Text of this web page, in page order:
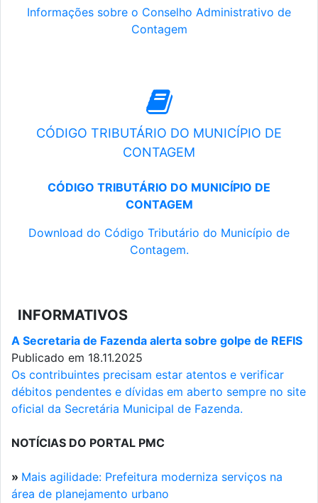
Informações sobre o Conselho Administrativo de
Contagem
CÓDIGO TRIBUTÁRIO DO MUNICÍPIO DE
CONTAGEM
CÓDIGO TRIBUTÁRIO DO MUNICÍPIO DE
CONTAGEM
Download do Código Tributário do Município de
Contagem.
INFORMATIVOS
A Secretaria de Fazenda alerta sobre golpe de REFIS
Publicado em 18.11.2025
Os contribuintes precisam estar atentos e verificar
débitos pendentes e dívidas em aberto sempre no site
oficial da Secretária Municipal de Fazenda.
NOTÍCIAS DO PORTAL PMC
» Mais agilidade: Prefeitura moderniza serviços na
área de planejamento urbano